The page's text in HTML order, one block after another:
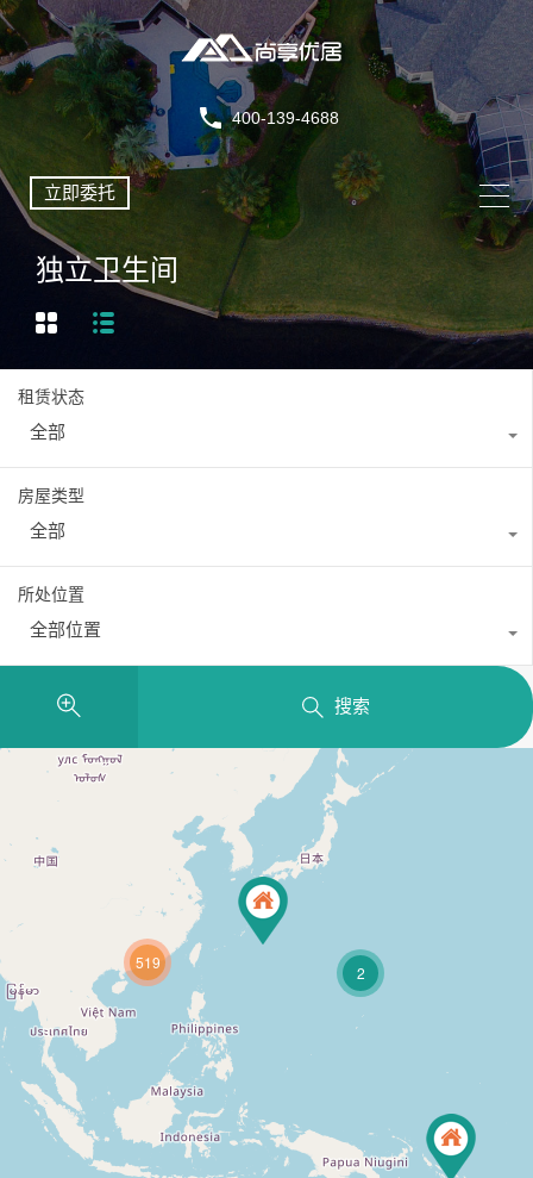
400-139-4688
立即委托
独立卫生间
租赁状态
全部
房屋类型
全部
所处位置
全部位置
搜索
2
519